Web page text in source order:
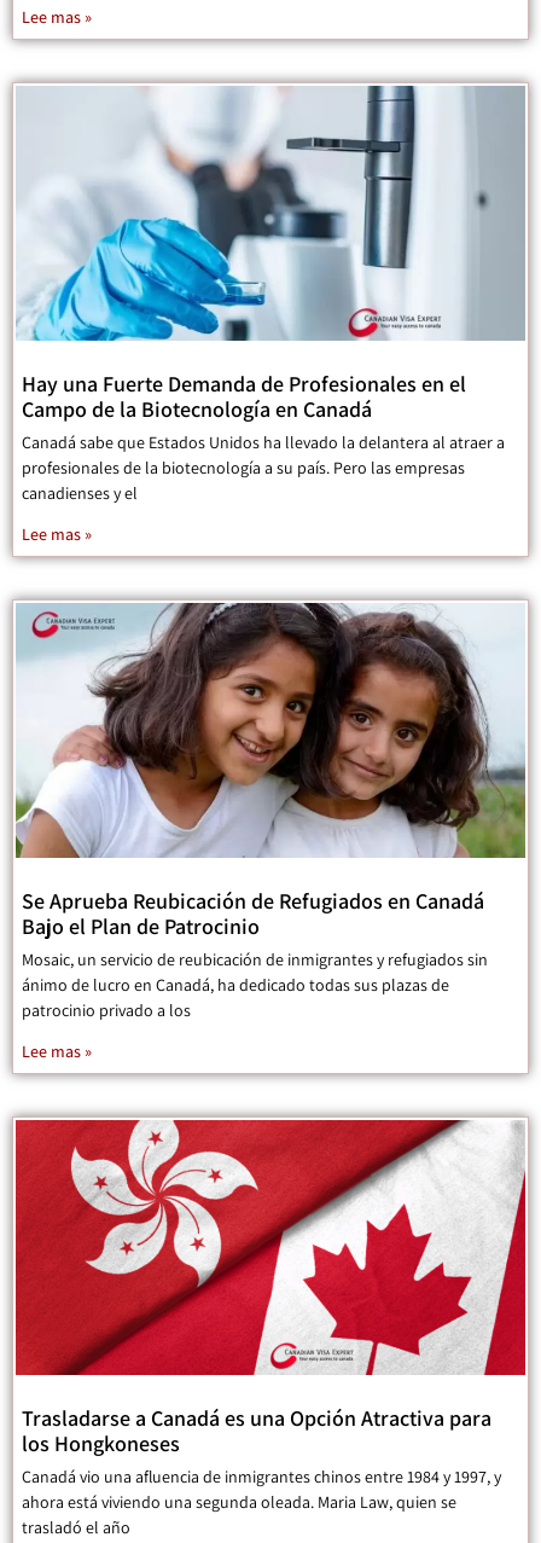
Lee mas »
Hay una Fuerte Demanda de Profesionales en el
Campo de la Biotecnología en Canadá
Canadá sabe que Estados Unidos ha llevado la delantera al atraer a
profesionales de la biotecnología a su país. Pero las empresas
canadienses y el
Lee mas »
Se Aprueba Reubicación de Refugiados en Canadá
Bajo el Plan de Patrocinio
Mosaic, un servicio de reubicación de inmigrantes y refugiados sin
ánimo de lucro en Canadá, ha dedicado todas sus plazas de
patrocinio privado a los
Lee mas »
Trasladarse a Canadá es una Opción Atractiva para
los Hongkoneses
Canadá vio una afluencia de inmigrantes chinos entre 1984 y 1997, y
ahora está viviendo una segunda oleada. Maria Law, quien se
trasladó el año